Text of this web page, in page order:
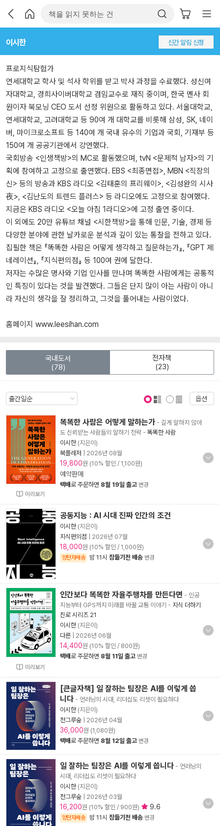
이시한 신간 알림 신청
프로지식탐험가
연세대학교 학사 및 석사 학위를 받고 박사 과정을 수료했다. 성신여
자대학교, 경희사이버대학교 겸임교수로 재직 중이며, 한국 멘사 회
원이자 북모닝 CEO 도서 선정 위원으로 활동하고 있다. 서울대학교,
연세대학교, 고려대학교 등 90여 개 대학교를 비롯해 삼성, SK, 네이
버, 마이크로소프트 등 140여 개 국내 유수의 기업과 국회, 기재부 등
150여 개 공공기관에서 강연했다.
국회방송 <인생책방>의 MC로 활동했으며, tvN <문제적 남자>의 기
획에 참여하고 고정으로 출연했다. EBS <최종면접>, MBN <직장의
신> 등의 방송과 KBS 라디오 <김태훈의 프리웨이>, <김성완의 시사
夜>, <김난도의 트렌드 플러스> 등 라디오에도 고정으로 참여했다.
지금은 KBS 라디오 <오늘 아침 1라디오>에 고정 출연 중이다.
이 외에도 20만 유튜브 채널 <시한책방>을 통해 인문, 기술, 경제 등
다양한 분야에 관한 날카로운 분석과 깊이 있는 통찰을 전하고 있다.
집필한 책은 『똑똑한 사람은 어떻게 생각하고 질문하는가』, 『GPT 제
네레이션』, 『지식편의점』 등 100여 권에 달한다.
저자는 수많은 명사와 기업 인사를 만나며 똑똑한 사람에게는 공통적
인 특징이 있다는 것을 발견했다. 그들은 단지 많이 아는 사람이 아니
라 자신의 생각을 잘 정리하고, 그것을 풀어내는 사람이었다.
홈페이지 www.leesihan.com
국내도서
(78)
전자책
(23)
옵션
미리보기
똑똑한 사람은 어떻게 말하는가 - 길게 말하지 않아
도 신뢰받는 사람들의 말하기 전략 - 똑똑한 사람
이시한(지은이)
북플레저
2026년 08월
19,800원 (10% 할인 / 1,100원)
예약판매
택배로 주문하면 8월 19일 출고 변경
공동지능 : AI 시대 진짜 인간의 조건
이시한(지은이)
지식편의점
2026년 07월
18,000원 (10% 할인 / 1,000원)
양탄자배송 밤 11시 잠들기전 배송 변경
미리보기
인간보다 똑똑한 자율주행차를 만든다면 - 인공
지능부터 GPS까지 미래를 바꿀 교통 이야기 - 지식 더하기
진로 시리즈 21
이시한(지은이)
다른
2026년 06월
14,400원 (10% 할인 / 800원)
택배로 주문하면 8월 11일 출고 변경
[큰글자책] 일 잘하는 팀장은 AI를 이렇게 씁
니다 - 언러닝의 시대, 리더십도 리셋이 필요하다
이시한(지은이)
천그루숲
2026년 04월
36,000원 (1,080원)
택배로 주문하면 8월 12일 출고 변경
일 잘하는 팀장은 AI를 이렇게 씁니다 - 언러닝의
시대, 리더십도 리셋이 필요하다
이시한(지은이)
천그루숲
2026년 03월
16,200원 (10% 할인 / 900원) 9.6
양탄자배송 밤 11시 잠들기전 배송 변경